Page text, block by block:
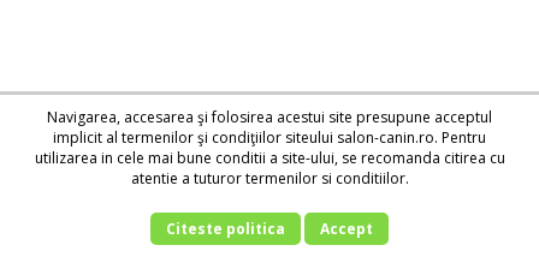
Navigarea, accesarea şi folosirea acestui site presupune acceptul
implicit al termenilor şi condiţiilor siteului salon-canin.ro. Pentru
utilizarea in cele mai bune conditii a site-ului, se recomanda citirea cu
atentie a tuturor termenilor si conditiilor.
Citeste politica Accept